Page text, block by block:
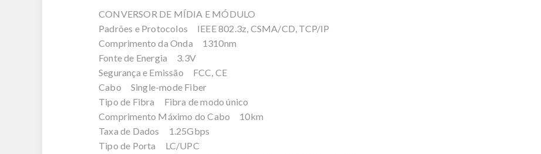
CONVERSOR DE MÍDIA E MÓDULO
Padrões e Protocolos IEEE 802.3z, CSMA/CD, TCP/IP
Comprimento da Onda 1310nm
Fonte de Energia 3.3V
Segurança e Emissão FCC, CE
Cabo Single-mode Fiber
Tipo de Fibra Fibra de modo único
Comprimento Máximo do Cabo 10km
Taxa de Dados 1.25Gbps
Tipo de Porta LC/UPC